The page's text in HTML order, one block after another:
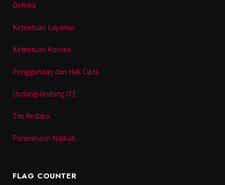
Definisi
Ketentuan Layanan
Ketentuan Konten
Penggunaan dan Hak Cipta
Undang-Undang ITE
Tim Redaksi
Penerimaan Naskah
FLAG COUNTER